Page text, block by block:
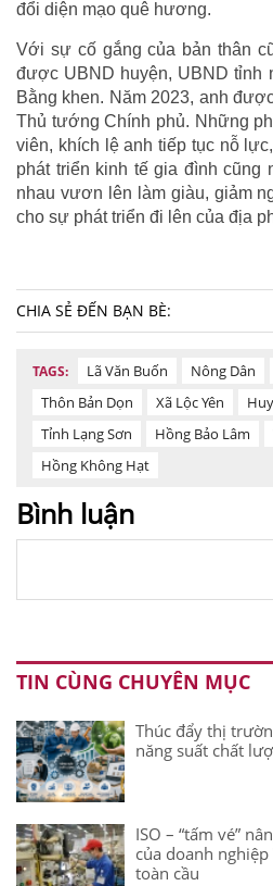
đổi diện mạo quê hương.
Với sự cố gắng của bản thân
được UBND huyện, UBND tỉnh
Bằng khen. Năm 2023, anh
Thủ tướng Chính phủ. Những
viên, khích lệ anh tiếp tục nỗ
phát triển kinh tế gia đình cũng
nhau vươn lên làm giàu, giảm
cho sự phát triển đi lên của địa
CHIA SẺ ĐẾN BẠN BÈ:
TAGS: Lã Văn Buốn Nông Dân
Thôn Bản Dọn
Xã Lộc Yên
Tỉnh Lạng Sơn
Hồng Bảo Lâm
Hồng Không Hạt
Bình luận
TIN CÙNG CHUYÊN MỤC
Thúc đẩy thị
năng suất chất
ISO – “tấm vé”
của doanh
toàn cầu